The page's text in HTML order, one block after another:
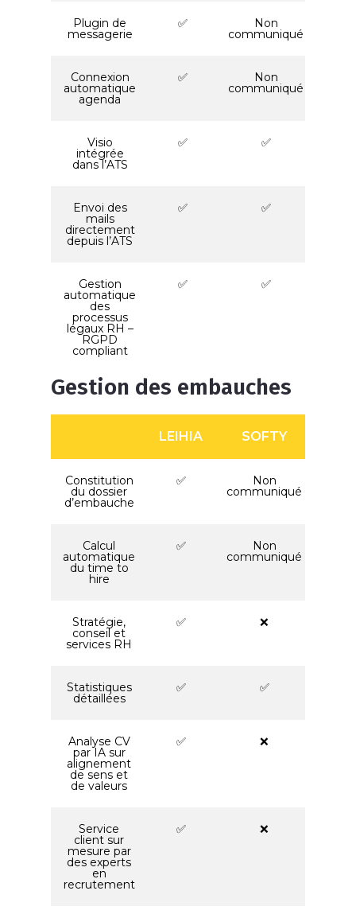
Plugin de
messagerie
✅ Non
communiqué
Connexion
automatique
agenda
✅ Non
communiqué
Visio
intégrée
dans l’ATS
✅ ✅
Envoi des
mails
directement
depuis l’ATS
✅ ✅
Gestion
automatique
des
processus
légaux RH –
RGPD
compliant
✅ ✅
Gestion des embauches
LEIHIA SOFTY
Constitution
du dossier
d’embauche
✅ Non
communiqué
Calcul
automatique
du time to
hire
✅ Non
communiqué
Stratégie,
conseil et
services RH
✅ ❌
Statistiques
détaillées
✅ ✅
Analyse CV
par IA sur
alignement
de sens et
de valeurs
✅ ❌
Service
client sur
mesure par
des experts
en
recrutement
✅ ❌